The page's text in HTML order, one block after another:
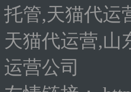
托管,天猫代运
天猫代运营,山
运营公司